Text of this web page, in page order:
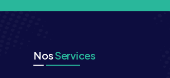
NosServices